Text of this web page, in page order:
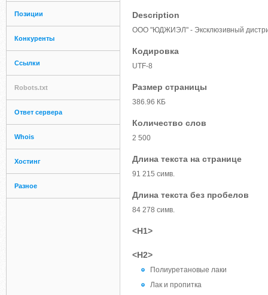
Позиции
Конкуренты
Ссылки
Robots.txt
Ответ сервера
Whois
Хостинг
Разное
Description
ООО "ЮДЖИЭЛ" - Эксклюзивный
Кодировка
UTF-8
Размер страницы
386.96 КБ
Количество слов
2 500
Длина текста на странице
91 215 симв.
Длина текста без пробелов
84 278 симв.
<H1>
<H2>
Полиуретановые лаки
Лак и пропитка